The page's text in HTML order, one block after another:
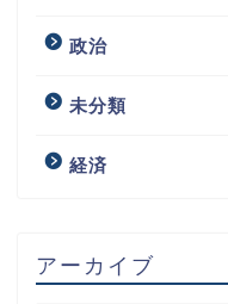
政治
未分類
経済
アーカイブ